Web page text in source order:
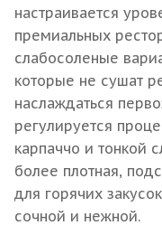
настраивается
премиальных
слабосоленые
которые не сушат
наслаждаться
регулируется
карпаччо и тонкой
более плотная,
для горячих
сочной и нежной.